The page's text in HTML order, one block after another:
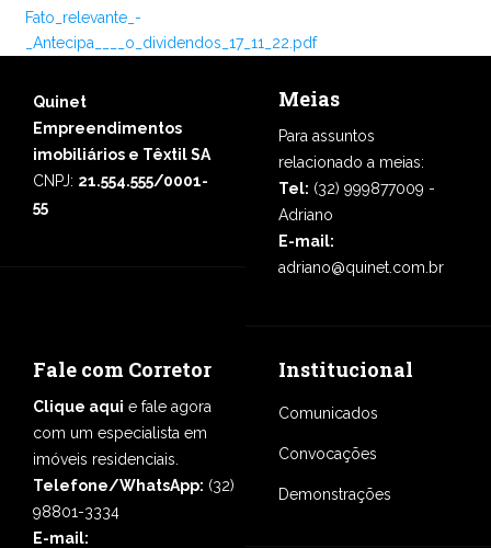
Fato_relevante_-
_Antecipa____o_dividendos_17_11_22.pdf
Quinet
Empreendimentos
imobiliários e Têxtil SA
CNPJ: 21.554.555/0001-
55
Meias
Para assuntos
relacionado a meias:
Tel: (32) 999877009 -
Adriano
E-mail:
adriano@quinet.com.br
Fale com Corretor
Clique aqui e fale agora
com um especialista em
imóveis residenciais.
Telefone/WhatsApp: (32)
98801-3334
E-mail:
Institucional
Comunicados
Convocações
Demonstrações